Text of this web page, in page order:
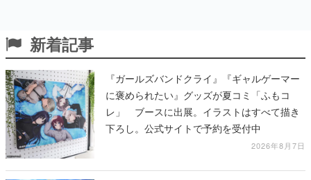
新着記事
『ガールズバンドクライ』『ギャルゲーマー
に褒められたい』グッズが夏コミ「ふもコ
レ」 ブースに出展。イラストはすべて描き
下ろし。公式サイトで予約を受付中
2026年8月7日